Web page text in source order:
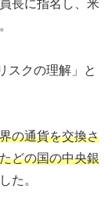
長に指名し、米
スクの理解」と
の通貨を交換さ
どの国の中央銀
た。